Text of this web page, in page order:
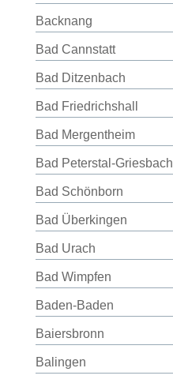
Backnang
Bad Cannstatt
Bad Ditzenbach
Bad Friedrichshall
Bad Mergentheim
Bad Peterstal-Griesbach
Bad Schönborn
Bad Überkingen
Bad Urach
Bad Wimpfen
Baden-Baden
Baiersbronn
Balingen